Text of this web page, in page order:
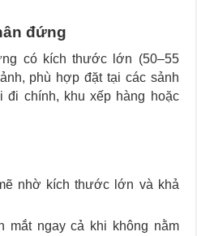
đứng
có kích thước lớn (50–55
phù hợp đặt tại các sảnh
đi chính, khu xếp hàng hoặc
nhờ kích thước lớn và khả
mắt ngay cả khi không nằm